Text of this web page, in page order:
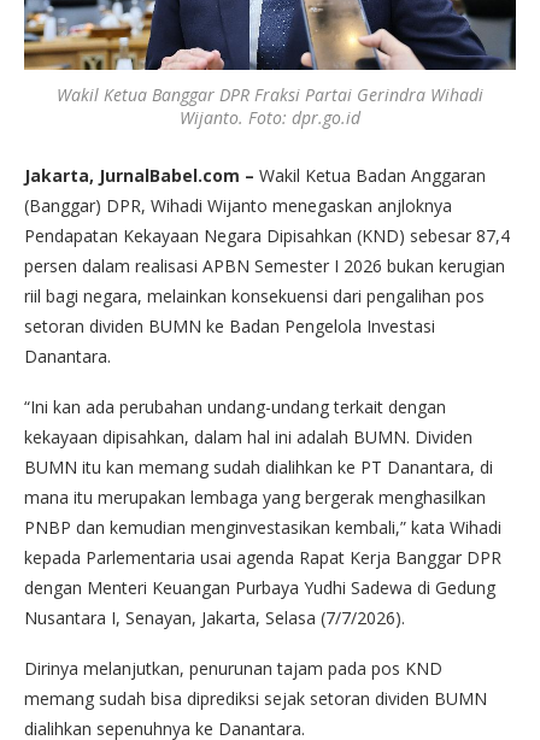
Wakil Ketua Banggar DPR Fraksi Partai Gerindra Wihadi
Wijanto. Foto: dpr.go.id
Jakarta, JurnalBabel.com – Wakil Ketua Badan Anggaran
(Banggar) DPR, Wihadi Wijanto menegaskan anjloknya
Pendapatan Kekayaan Negara Dipisahkan (KND) sebesar 87,4
persen dalam realisasi APBN Semester I 2026 bukan kerugian
riil bagi negara, melainkan konsekuensi dari pengalihan pos
setoran dividen BUMN ke Badan Pengelola Investasi
Danantara.
“Ini kan ada perubahan undang-undang terkait dengan
kekayaan dipisahkan, dalam hal ini adalah BUMN. Dividen
BUMN itu kan memang sudah dialihkan ke PT Danantara, di
mana itu merupakan lembaga yang bergerak menghasilkan
PNBP dan kemudian menginvestasikan kembali,” kata Wihadi
kepada Parlementaria usai agenda Rapat Kerja Banggar DPR
dengan Menteri Keuangan Purbaya Yudhi Sadewa di Gedung
Nusantara I, Senayan, Jakarta, Selasa (7/7/2026).
Dirinya melanjutkan, penurunan tajam pada pos KND
memang sudah bisa diprediksi sejak setoran dividen BUMN
dialihkan sepenuhnya ke Danantara.